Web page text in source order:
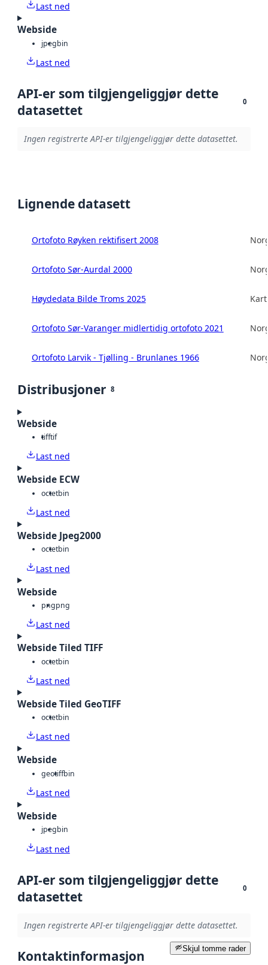
Last ned
Webside
jpegbin
Last ned
API-er som tilgjengeliggjør dette
datasettet
0
Ingen registrerte API-er tilgjengeliggjør dette datasettet.
Lignende datasett
Ortofoto Røyken rektifisert 2008
Ortofoto Sør-Aurdal 2000
Høydedata Bilde Troms 2025
Ortofoto Sør-Varanger midlertidig ortofoto 2021
Ortofoto Larvik - Tjølling - Brunlanes 1966
Distribusjoner 8
Webside
tifftif
Last ned
Webside ECW
octetbin
Last ned
Webside Jpeg2000
octetbin
Last ned
Webside
pngpng
Last ned
Webside Tiled TIFF
octetbin
Last ned
Webside Tiled GeoTIFF
octetbin
Last ned
Webside
geotiffbin
Last ned
Webside
jpegbin
Last ned
API-er som tilgjengeliggjør dette
datasettet
0
Ingen registrerte API-er tilgjengeliggjør dette datasettet.
Skjul tomme rader
Kontaktinformasjon